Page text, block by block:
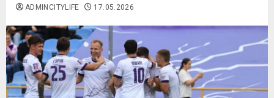
ADMINCITYLIFE 17.05.2026